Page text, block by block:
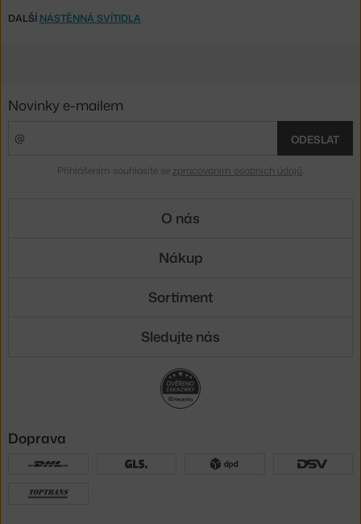
DALŠÍ NÁSTĚNNÁ SVÍTIDLA
Novinky e-mailem
ODESLAT
Přihlášením souhlasíte se zpracováním osobních údajů
O nás
Nákup
Sortiment
Sledujte nás
Doprava